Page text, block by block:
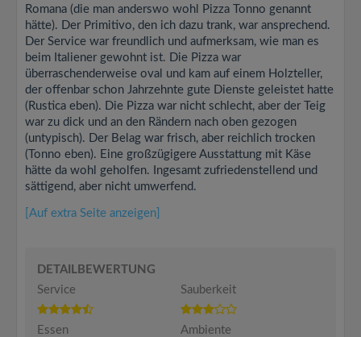
Romana (die man anderswo wohl Pizza Tonno genannt
hätte). Der Primitivo, den ich dazu trank, war ansprechend.
Der Service war freundlich und aufmerksam, wie man es
beim Italiener gewohnt ist. Die Pizza war
überraschenderweise oval und kam auf einem Holzteller,
der offenbar schon Jahrzehnte gute Dienste geleistet hatte
(Rustica eben). Die Pizza war nicht schlecht, aber der Teig
war zu dick und an den Rändern nach oben gezogen
(untypisch). Der Belag war frisch, aber reichlich trocken
(Tonno eben). Eine großzügigere Ausstattung mit Käse
hätte da wohl geholfen. Ingesamt zufriedenstellend und
sättigend, aber nicht umwerfend.
[Auf extra Seite anzeigen]
DETAILBEWERTUNG
Service
Sauberkeit
Essen Ambiente